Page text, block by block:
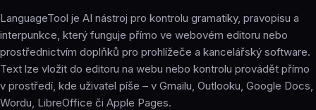
LanguageTool je AI nástroj pro kontrolu gramatiky, pravopisu a
interpunkce, který funguje přímo ve webovém editoru nebo
prostřednictvím doplňků pro prohlížeče a kancelářský software.
Text lze vložit do editoru na webu nebo kontrolu provádět přímo
v prostředí, kde uživatel píše – v Gmailu, Outlooku, Google Docs,
Wordu, LibreOffice či Apple Pages.